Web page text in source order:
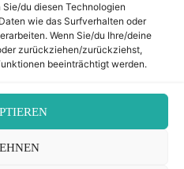
du diesen Technologien
wie das Surfverhalten oder
Wenn Sie/du Ihre/deine
zurückziehen/zurückziehst,
beeinträchtigt werden.